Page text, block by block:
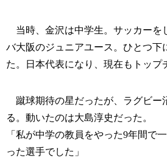
当時、金沢は中学生。サッカーを
バ大阪のジュニアユース。ひとつ下
た。日本代表になり、現在もトップ
蹴球期待の星だったが、ラグビー
る。動いたのは大島淳史だった。
「私が中学の教員をやった9年間で
った選手でした」